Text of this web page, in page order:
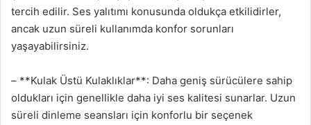
tercih edilir. Ses yalıtımı konusunda oldukça etkilidirler,
ancak uzun süreli kullanımda konfor sorunları
yaşayabilirsiniz.
– **Kulak Üstü Kulaklıklar**: Daha geniş sürücülere sahip
oldukları için genellikle daha iyi ses kalitesi sunarlar. Uzun
süreli dinleme seansları için konforlu bir seçenek